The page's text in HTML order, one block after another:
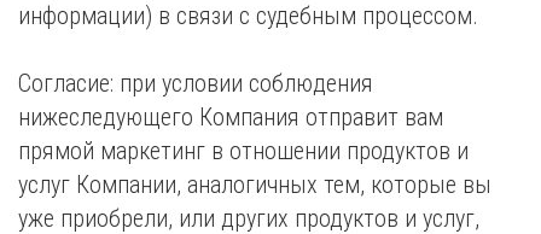
информации) в связи с судебным процессом.
Согласие: при условии соблюдения
нижеследующего Компания отправит вам
прямой маркетинг в отношении продуктов и
услуг Компании, аналогичных тем, которые вы
уже приобрели, или других продуктов и услуг,